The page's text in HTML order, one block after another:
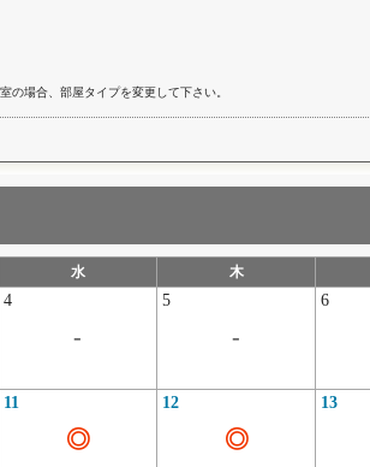
の場合、部屋タイプを変更して下さい。
水 木
4
-
5
-
6
11
◎
12
◎
13